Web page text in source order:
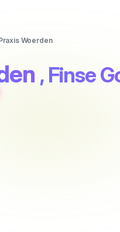
Woerden
, Finse